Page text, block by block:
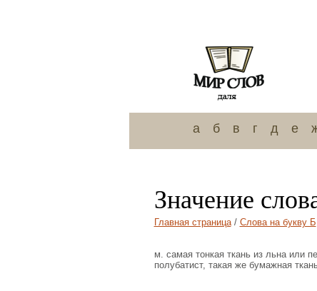
а б в г д е
Значение
Главная страница/ Слова на букву Б
м. самая тонкая ткань из льна или
полубатист, такая же бумажная